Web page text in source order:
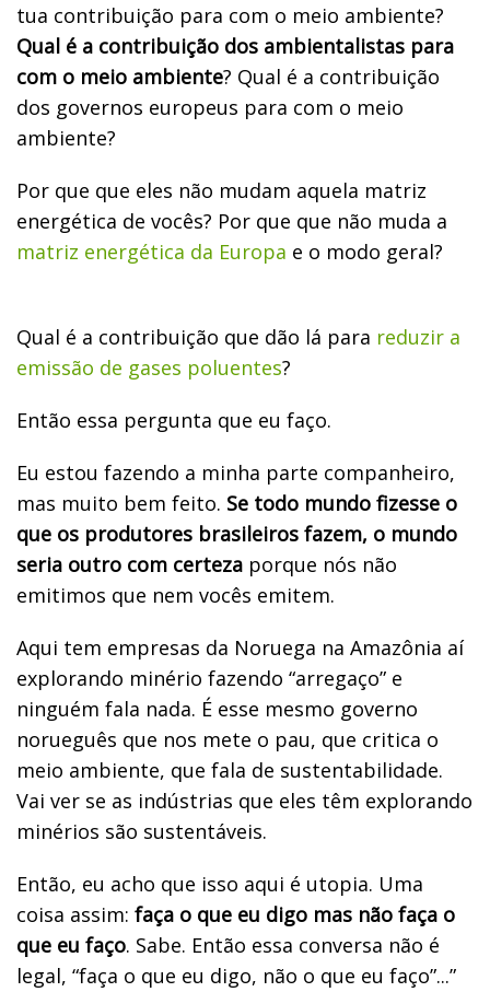
tua contribuição para com o meio ambiente?
Qual é a contribuição dos ambientalistas para
com o meio ambiente? Qual é a contribuição
dos governos europeus para com o meio
ambiente?
Por que que eles não mudam aquela matriz
energética de vocês? Por que que não muda a
matriz energética da Europa e o modo geral?
Qual é a contribuição que dão lá para reduzir a
emissão de gases poluentes?
Então essa pergunta que eu faço.
Eu estou fazendo a minha parte companheiro,
mas muito bem feito. Se todo mundo fizesse o
que os produtores brasileiros fazem, o mundo
seria outro com certeza porque nós não
emitimos que nem vocês emitem.
Aqui tem empresas da Noruega na Amazônia aí
explorando minério fazendo “arregaço” e
ninguém fala nada. É esse mesmo governo
norueguês que nos mete o pau, que critica o
meio ambiente, que fala de sustentabilidade.
Vai ver se as indústrias que eles têm explorando
minérios são sustentáveis.
Então, eu acho que isso aqui é utopia. Uma
coisa assim: faça o que eu digo mas não faça o
que eu faço. Sabe. Então essa conversa não é
legal, “faça o que eu digo, não o que eu faço”...”